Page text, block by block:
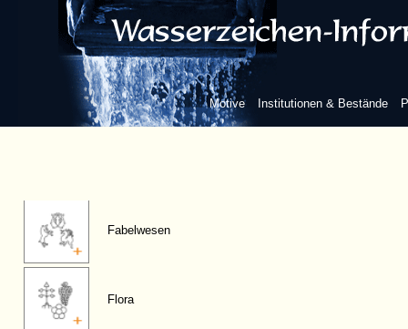
Motive Institutionen & Bestände
Figuren, anthropomorphe
Fabelwesen
Flora